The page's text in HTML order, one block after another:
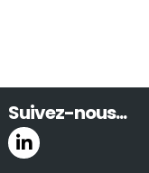
Suivez-nous...